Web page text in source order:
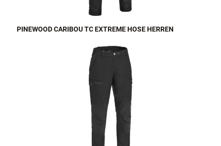
PINEWOOD CARIBOU TC EXTREME HOSE HERREN